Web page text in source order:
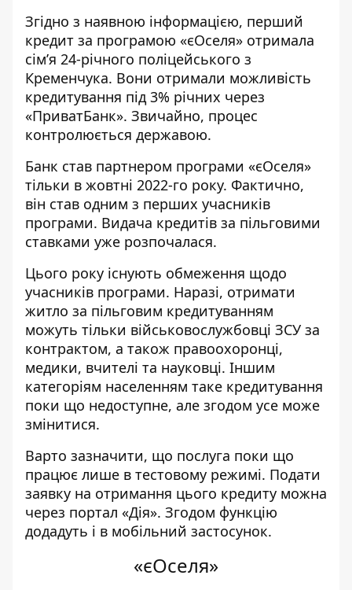
Згідно з наявною інформацією, перший
кредит за програмою «єОселя» отримала
сім’я 24-річного поліцейського з
Кременчука. Вони отримали можливість
кредитування під 3% річних через
«ПриватБанк». Звичайно, процес
контролюється державою.
Банк став партнером програми «єОселя»
тільки в жовтні 2022-го року. Фактично,
він став одним з перших учасників
програми. Видача кредитів за пільговими
ставками уже розпочалася.
Цього року існують обмеження щодо
учасників програми. Наразі, отримати
житло за пільговим кредитуванням
можуть тільки військовослужбовці ЗСУ за
контрактом, а також правоохоронці,
медики, вчителі та науковці. Іншим
категоріям населенням таке кредитування
поки що недоступне, але згодом усе може
змінитися.
Варто зазначити, що послуга поки що
працює лише в тестовому режимі. Подати
заявку на отримання цього кредиту можна
через портал «Дія». Згодом функцію
додадуть і в мобільний застосунок.
«єОселя»